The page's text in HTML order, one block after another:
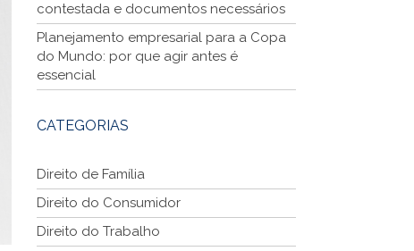
contestada e documentos necessários
Planejamento empresarial para a Copa
do Mundo: por que agir antes é
essencial
CATEGORIAS
Direito de Família
Direito do Consumidor
Direito do Trabalho